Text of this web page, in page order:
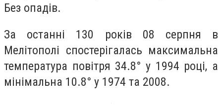
Без опадів.
За останні 130 років 08 серпня в
Мелітополі спостерігалась максимальна
температура повітря 34.8° у 1994 році, а
мінімальна 10.8° у 1974 та 2008.